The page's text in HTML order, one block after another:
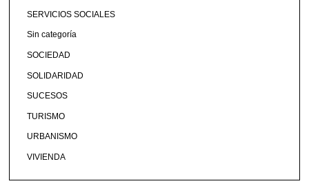
SERVICIOS SOCIALES
Sin categoría
SOCIEDAD
SOLIDARIDAD
SUCESOS
TURISMO
URBANISMO
VIVIENDA